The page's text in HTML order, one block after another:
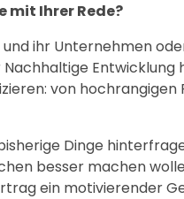
mit Ihrer Rede?
ihr Unternehmen
von hochrangigen
Dinge
besser machen
ein motivierender